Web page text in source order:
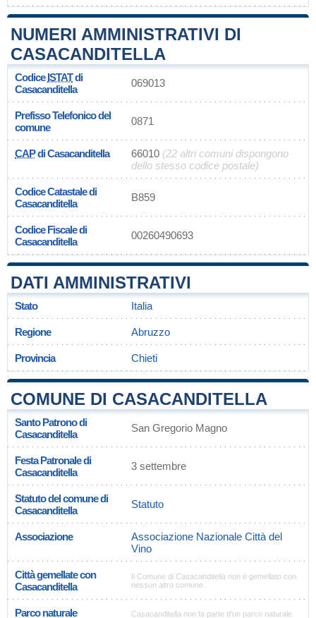
NUMERI AMMINISTRATIVI DI
CASACANDITELLA
CodiceISTATdi
Casacanditella
069013
Prefisso Telefonico del
comune
0871
CAPdi Casacanditella 66010 (22 altri comuni dispongono
dello stesso codice postale)
Codice Catastale di
Casacanditella
B859
Codice Fiscale di
Casacanditella
00260490693
DATI AMMINISTRATIVI
Stato Italia
Regione Abruzzo
Provincia Chieti
COMUNE DI CASACANDITELLA
Santo Patrono di
Casacanditella
San Gregorio Magno
Festa Patronale di
Casacanditella
3 settembre
Statuto del comune di
Casacanditella
Statuto
Associazione
Associazione Nazionale Città del
Vino
Città gemellate con
Casacanditella
Il Comune di Casacanditella non è gemellato con
nessun altro comune.
Parco naturale Casacanditella non fa parte d'un parco naturale